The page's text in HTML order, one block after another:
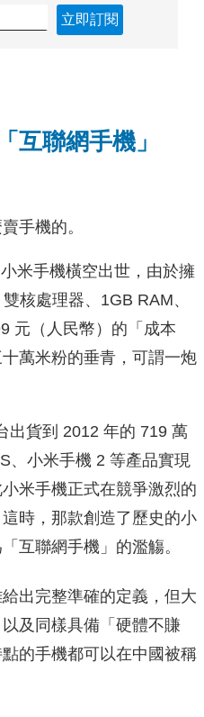
立即訂閱
互聯網手機」
手機的。
米手機橫空出世，由於擁
核處理器、1GB RAM、
元（人民幣）的「成本
萬米粉的垂青，可謂一炮
出貨到 2012 年的 719 萬
、小米手機 2 等產品實現
米手機正式在競爭激烈的
時，那款創造了歷史的小
互聯網手機」的濫觴。
給出完整準確的定義，但大
及同樣具備「硬體不賺
的手機都可以在中國被稱